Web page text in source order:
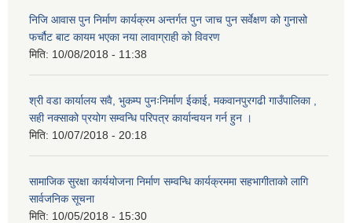
निजि आवास पुन निर्माण कार्यक्रम अन्तर्गत पुन जाच पुन सर्वेक्षण को गुनासो
फर्चौट बाट कायम भएका नया लावाग्राही को विवरण
मिति: 10/08/2018 - 11:38
श्री वडा कार्यालय सवै, भुकम्प पुनःनिर्माण ईकाई, मकवानपुरगढी गाउँपालिका ,
सही नक्साको प्रयोग सम्वन्धि परिपत्र कार्यान्वयन गर्न हुन ।
मिति: 10/07/2018 - 20:18
सामाजिक सुरक्षा कार्ययोजना निर्माण सम्वन्धि कार्यक्रममा सहभागीताको लागि
सार्वजनिक सूचना
मिति: 10/05/2018 - 15:30